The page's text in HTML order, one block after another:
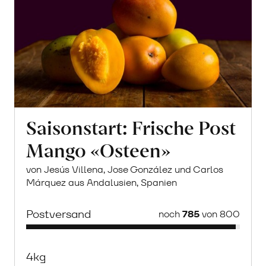
Saisonstart: Frische Post
Mango «Osteen»
von Jesús Villena, Jose González und Carlos
Márquez aus Andalusien, Spanien
Postversand noch785von 800
4kg